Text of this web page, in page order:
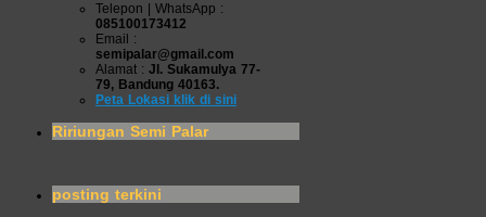
Telepon | WhatsApp :
085100173412
Email :
semipalar@gmail.com
Alamat : Jl. Sukamulya 77-
79, Bandung 40163.
Peta Lokasi klik di sini
Ririungan Semi Palar
posting terkini